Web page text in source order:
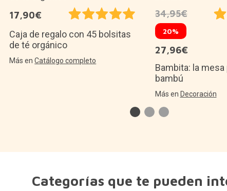
17,90€
Caja de regalo con 45 bolsitas
de té orgánico
Más enCatálogo completo
34,95€
20%
27,96€
Bambita: la
bambú
Más en Decoración
Categorías que te pueden